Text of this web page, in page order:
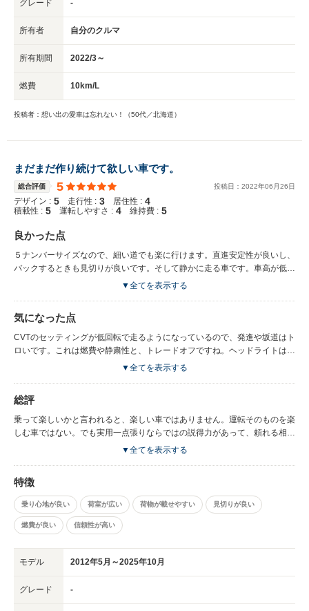
グレード -
所有者 自分のクルマ
所有期間 2022/3～
燃費 10km/L
投稿者：想い出の愛車は忘れない！（50代／北海道）
まだまだ作り続けて欲しい車です。
総合評価 5 投稿日： 2022年06 月26日
デザイン : 5 走行性 : 3 居住性 : 4
積載性 : 5 運転しやすさ : 4 維持費 : 5
良かった点
５ナンバーサイズなので、細い道でも楽に行けます。直進安定性が良いし、
バックするときも見切りが良いです。そして静かに走る車です。車高が低い
ので高齢の母親でも乗り降りが楽だし、荷物も載せやすい、強風や逆バンク
まばらな田舎道を20～50kmほど走ることが多いので、このくらい伸びてし
まいます。まだやっていませんが、車中泊もできそうです。パッと見はいか
にも営業車ですが、よくよく見るとラインの処理がどこもきれいで、デザイ
▼全てを表示する
気になった点
CVTのセッティングが低回転で走るようになっているので、発進や坂道はト
ロいです。これは燃費や静粛性と、トレードオフですね。ヘッドライトは光
軸調整はついていますが、ハロゲンで暗い。LEDは冬の北国では雪が融けな
があるので、コーナーで尻を振る傾向があって、滑りやすい路面では最後尾
に荷物を満載しない方が良いと思います。
▼全てを表示する
総評
乗って楽しいかと言われると、楽しい車ではありません。運転そのものを楽
しむ車ではない。でも実用一点張りならではの説得力があって、頼れる相棒
という感じです。４人でゆったり乗れて荷物も沢山載って、燃費も良い。ミ
▼全てを表示する
特徴
乗り心地が良い 荷室が広い 荷物が載せやすい 見切りが良い
燃費が良い 信頼性が高い
モデル 2012年5月～2025年10月
グレード -